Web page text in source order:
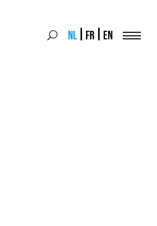
Search
Search
NL FR EN